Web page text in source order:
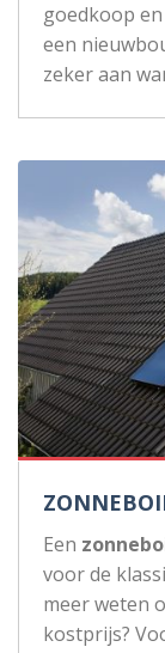
goedkoop
een
zeker aan
Een
voor de
meer weten
kostprijs?